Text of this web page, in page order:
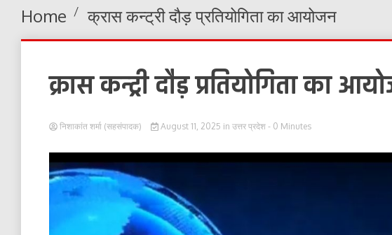
Home क्रास कन्ट्री दौड़ प्रतियोगिता का आयोजन
क्रास कन्ट्री दौड़ प्रतियोगिता का
निशाकांत शर्मा (सहसंपादक) August 11, 2025 in उत्तर प्रदेश - 0 Minutes